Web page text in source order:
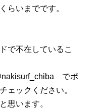
らいまでです。
で不在しているこ
でポ
ェックください。
思います。